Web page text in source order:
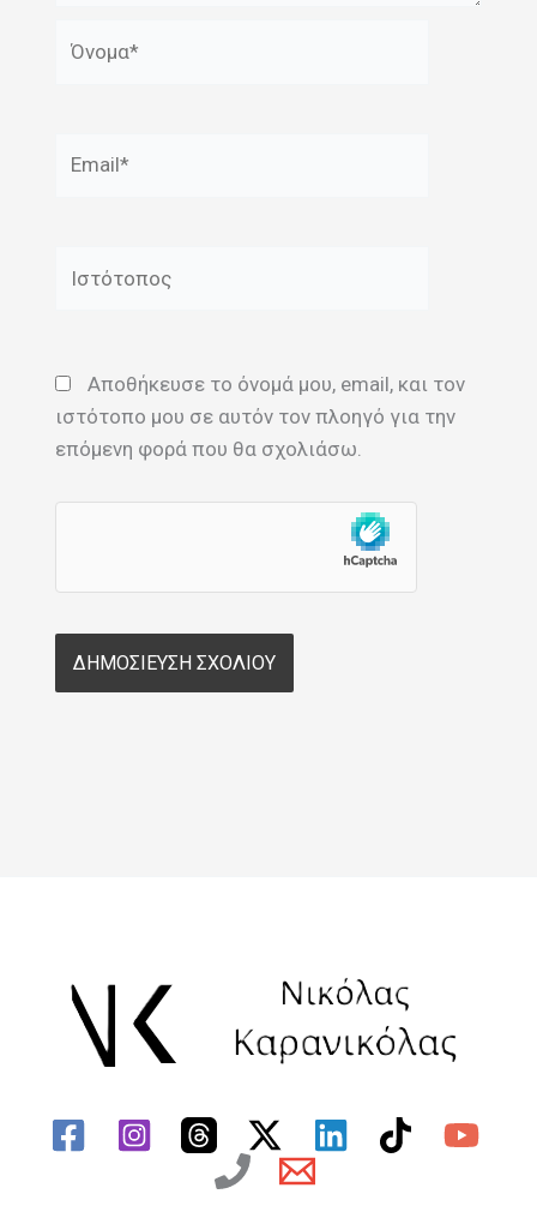
Αποθήκευσε το όνομά μου, email, και τον
ιστότοπο μου σε αυτόν τον πλοηγό για την
επόμενη φορά που θα σχολιάσω.